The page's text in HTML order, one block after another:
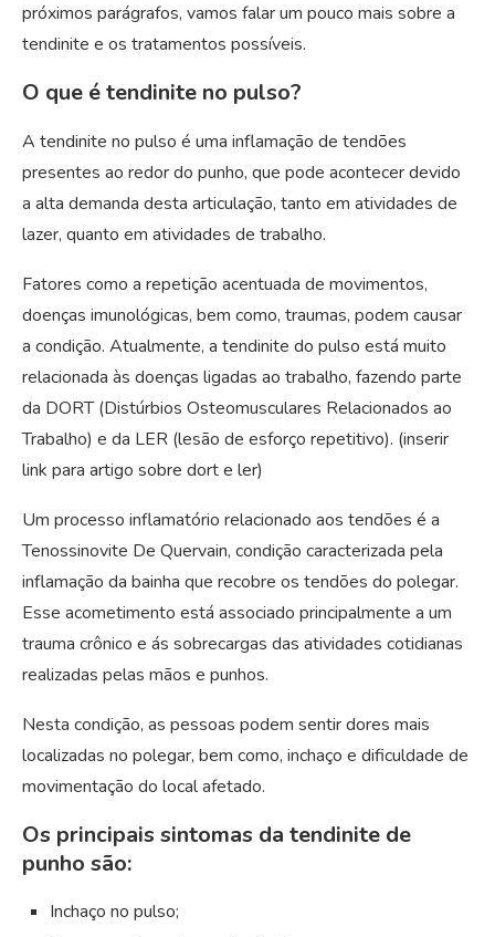
próximos parágrafos, vamos falar um pouco mais sobre a
tendinite e os tratamentos possíveis.
O que é tendinite no pulso?
A tendinite no pulso é uma inflamação de tendões
presentes ao redor do punho, que pode acontecer devido
a alta demanda desta articulação, tanto em atividades de
lazer, quanto em atividades de trabalho.
Fatores como a repetição acentuada de movimentos,
doenças imunológicas, bem como, traumas, podem causar
a condição. Atualmente, a tendinite do pulso está muito
relacionada às doenças ligadas ao trabalho, fazendo parte
da DORT (Distúrbios Osteomusculares Relacionados ao
Trabalho) e da LER (lesão de esforço repetitivo). (inserir
link para artigo sobre dort e ler)
Um processo inflamatório relacionado aos tendões é a
Tenossinovite De Quervain, condição caracterizada pela
inflamação da bainha que recobre os tendões do polegar.
Esse acometimento está associado principalmente a um
trauma crônico e ás sobrecargas das atividades cotidianas
realizadas pelas mãos e punhos.
Nesta condição, as pessoas podem sentir dores mais
localizadas no polegar, bem como, inchaço e dificuldade de
movimentação do local afetado.
Os principais sintomas da tendinite de
punho são:
Inchaço no pulso;